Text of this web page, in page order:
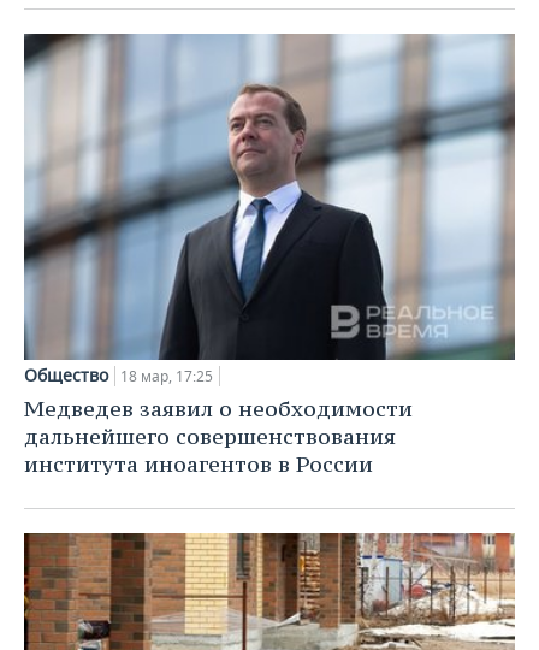
Общество 18 мар, 17:25
Медведев заявил о необходимости
дальнейшего совершенствования
института иноагентов в России